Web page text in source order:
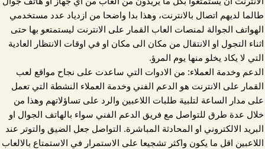
طالما لديهم اتصال بالانترنت، وهذا بدا واضحا من ازدياد عدد مستخدمي
الهواتف الجوالة لمنصات العاب القمار على الانترنت ليستمتعو بها حتى
اثناء التجول او الانتقال من مكان الى مكان او في اوقات الانتظار العادية
التي لا يكاد يخلو منها يوم المرؤ.
الدعم وخدمة العملاء: من الادوات التي ساعدت على نجاح مواقع لعب
القمار على الانترنت هو الدعم الفني وخدمة العملاء النشطة التي تعمل
على مدار الساعة لتلبية طلبات اللاعبين والرد على تساؤلاتهم وهذا من
خلال عدة طرق للتواصل مع فريق الدعم الفني سواء بالهاتف الجوال او
البريد الالكتروني او المحادثة المباشرة. التواصل جعل الضيق والتوتر عند
اللاعبين اقل ما يكون واكثر تشجيعا على الاستمرار في الاستمتاع بالالعاب